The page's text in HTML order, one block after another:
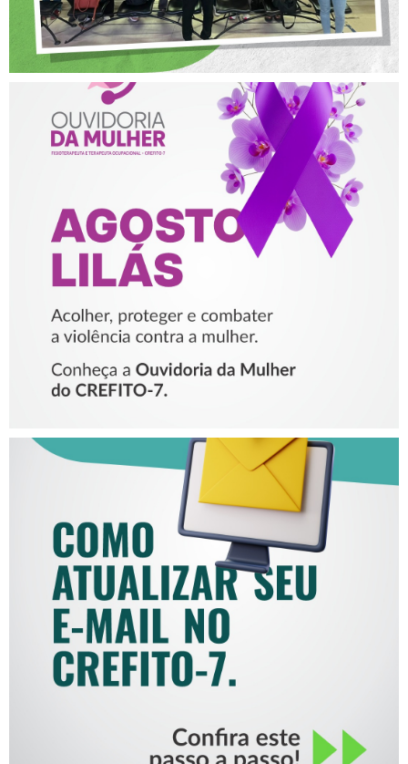
AGOSTO LILÁS – ACOLHER,
PROTEGER E COMBATER A
VIOLÊNCIA CONTRA A
MULHER
COMO ATUALIZAR SEU E-
MAIL NO CREFITO-7